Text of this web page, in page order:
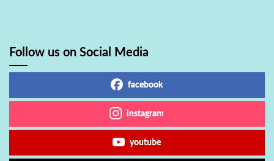
Follow us on Social Media
facebook
instagram
youtube